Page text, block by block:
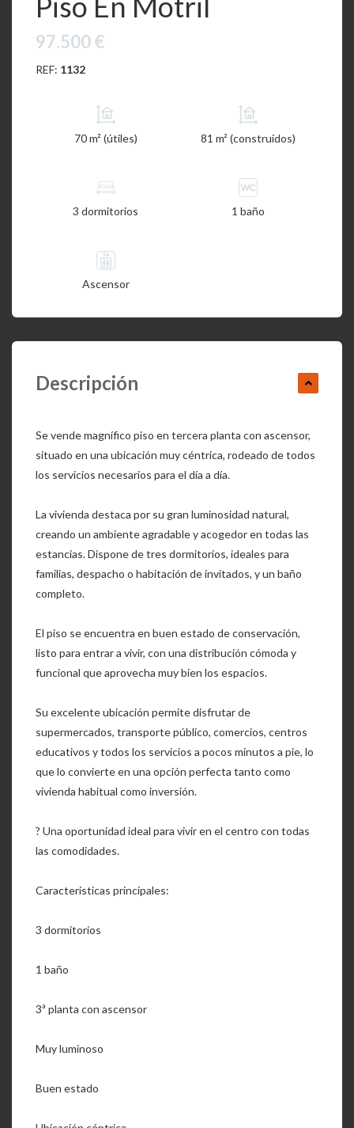
97.500 €
REF: 1132
70 m² (útiles) 81 m² (construidos)
3 dormitorios 1 baño
Ascensor
Descripción
Se vende magnífico piso en tercera planta con ascensor,
situado en una ubicación muy céntrica, rodeado de todos
los servicios necesarios para el día a día.
La vivienda destaca por su gran luminosidad natural,
creando un ambiente agradable y acogedor en todas las
estancias. Dispone de tres dormitorios, ideales para
familias, despacho o habitación de invitados, y un baño
completo.
El piso se encuentra en buen estado de conservación,
listo para entrar a vivir, con una distribución cómoda y
funcional que aprovecha muy bien los espacios.
Su excelente ubicación permite disfrutar de
supermercados, transporte público, comercios, centros
educativos y todos los servicios a pocos minutos a pie, lo
que lo convierte en una opción perfecta tanto como
vivienda habitual como inversión.
? Una oportunidad ideal para vivir en el centro con todas
las comodidades.
Características principales:
3 dormitorios
1 baño
3ª planta con ascensor
Muy luminoso
Buen estado